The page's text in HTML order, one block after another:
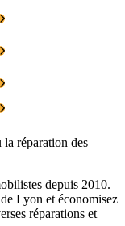
réparation des
depuis 2010.
Lyon et économisez
réparations et